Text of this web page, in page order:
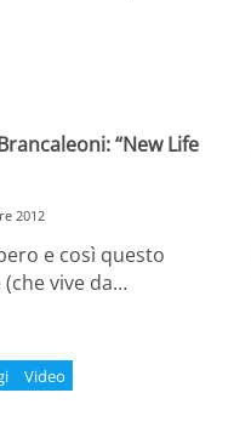
“New Life
2012
e così questo
vive da…
Video